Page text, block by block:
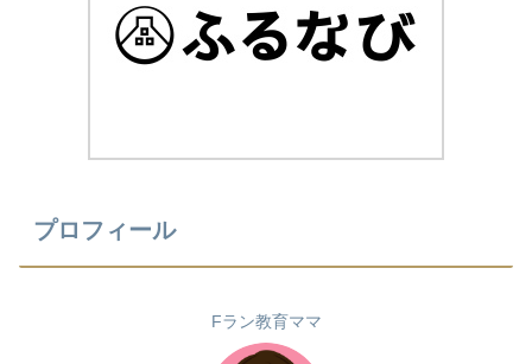
プロフィール
Fラン教育ママ